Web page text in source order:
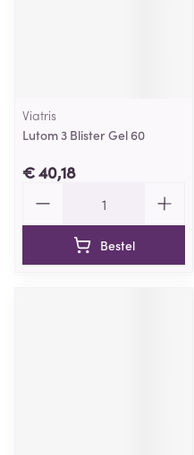
Viatris
Lutom 3 Blister Gel 60
€ 40,18
Bestel